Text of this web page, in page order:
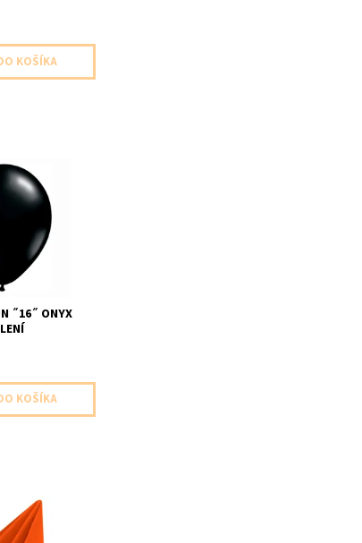
1ks v
dodavame
˝16˝ ONYX
oranzove